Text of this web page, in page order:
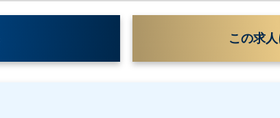
この求